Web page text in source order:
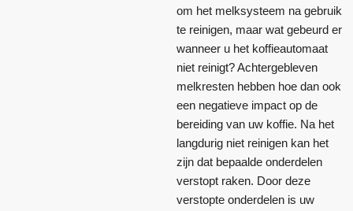
om het melksysteem na gebruik
te reinigen, maar wat gebeurd er
wanneer u het koffieautomaat
niet reinigt? Achtergebleven
melkresten hebben hoe dan ook
een negatieve impact op de
bereiding van uw koffie. Na het
langdurig niet reinigen kan het
zijn dat bepaalde onderdelen
verstopt raken. Door deze
verstopte onderdelen is uw